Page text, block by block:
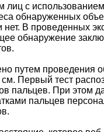
с
обнаруженных
В проведенных
обнаружение
путем проведения
Первый тест
пальцев. При этом
пальцев